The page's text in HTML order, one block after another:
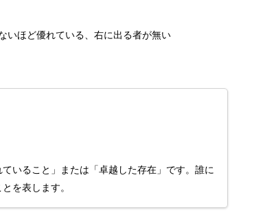
いほど優れている、右に出る者が無い
いること」または「卓越した存在」です。誰に
を表します。